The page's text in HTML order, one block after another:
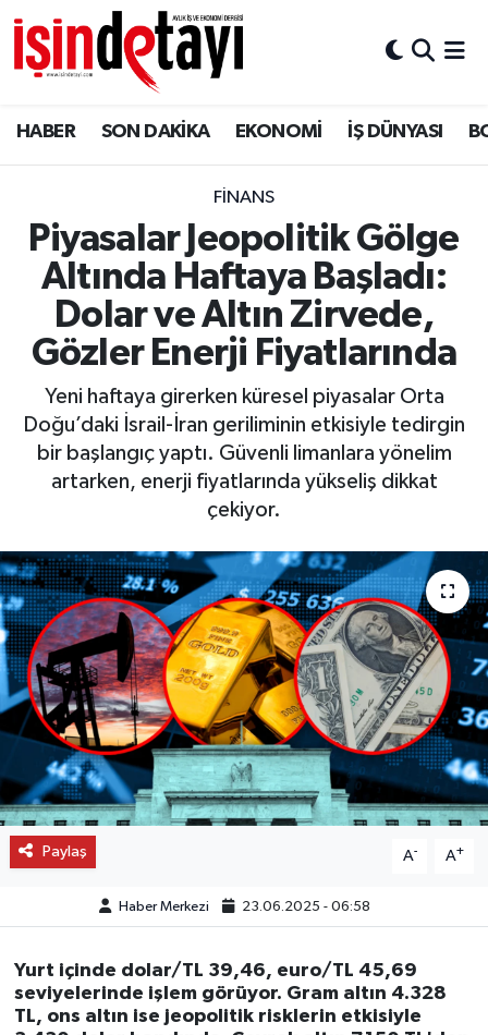
HABER SON DAKİKA EKONOMİ İŞ DÜNYASI
FİNANS
Piyasalar Jeopolitik Gölge
Altında Haftaya Başladı:
Dolar ve Altın Zirvede,
Gözler Enerji Fiyatlarında
Yeni haftaya girerken küresel piyasalar Orta
Doğu’daki İsrail-İran geriliminin etkisiyle tedirgin
bir başlangıç yaptı. Güvenli limanlara yönelim
artarken, enerji fiyatlarında yükseliş dikkat
çekiyor.
Paylaş A- A+
Haber Merkezi 23.06.2025 - 06:58
Yurt içinde dolar/TL 39,46, euro/TL 45,69
seviyelerinde işlem görüyor. Gram altın 4.328
TL, ons altın ise jeopolitik risklerin etkisiyle
DÜNYA
Eğitim
ENERJİ HABERİ
GAYRİMENKUL
HABER
LOJİSTİK
MAGAZİN
SAĞLIK
SON DAKİKA
SPOR
FİNANS
Nöbetçi Eczaneler
Hava Durumu
İstanbul Namaz Vakitleri
Trafik Durumu
Süper Lig Puan Durumu ve Fikstür
Tüm Manşetler
Son Dakika Haberleri
Haber Arşivi